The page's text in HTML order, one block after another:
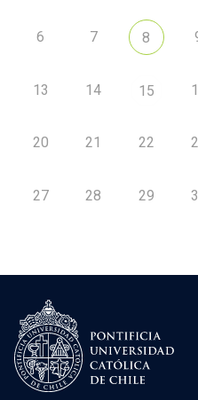
6 7 8
13 14 15
20 21 22
27 28 29